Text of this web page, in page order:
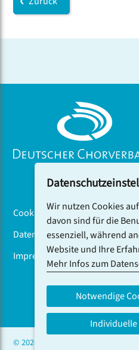
Cookiebanner
Datenschutz
Impressum
© 2026 CHOR.COM
Wir nutzen Cookies
davon sind für die
essenziell, während
Website und Ihre
Mehr Infos zum
Notwendige